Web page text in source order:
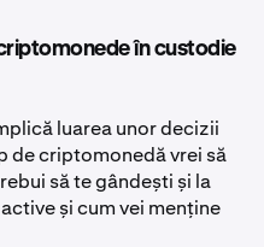
în custodie
luarea unor decizii
de criptomonedă vrei să
să te gândești și la
și cum vei menține